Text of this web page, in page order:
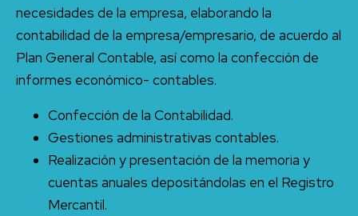
necesidades de la empresa, elaborando la
contabilidad de la empresa/empresario, de acuerdo al
Plan General Contable, así como la confección de
informes económico- contables.
Confección de la Contabilidad.
Gestiones administrativas contables.
Realización y presentación de la memoria y
cuentas anuales depositándolas en el Registro
Mercantil.